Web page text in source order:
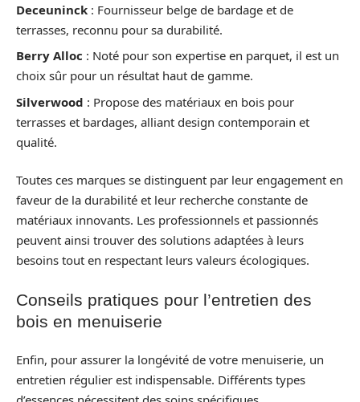
Deceuninck : Fournisseur belge de bardage et de
terrasses, reconnu pour sa durabilité.
Berry Alloc : Noté pour son expertise en parquet, il est un
choix sûr pour un résultat haut de gamme.
Silverwood : Propose des matériaux en bois pour
terrasses et bardages, alliant design contemporain et
qualité.
Toutes ces marques se distinguent par leur engagement en
faveur de la durabilité et leur recherche constante de
matériaux innovants. Les professionnels et passionnés
peuvent ainsi trouver des solutions adaptées à leurs
besoins tout en respectant leurs valeurs écologiques.
Conseils pratiques pour l’entretien des
bois en menuiserie
Enfin, pour assurer la longévité de votre menuiserie, un
entretien régulier est indispensable. Différents types